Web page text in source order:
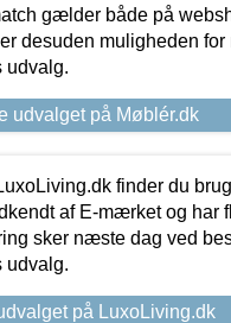
gælder både på
desuden muligheden
udvalg.
udvalget på Møblér.dk
finder du
af E-mærket og har
sker næste dag ved
udvalg.
på LuxoLiving.dk